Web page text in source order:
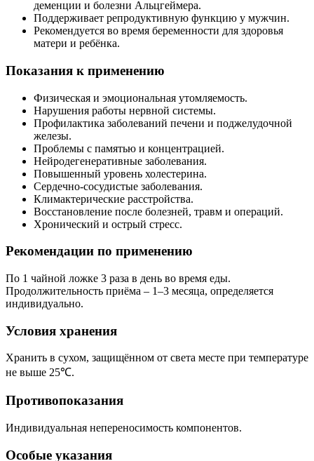
деменции и болезни Альцгеймера.
Поддерживает репродуктивную функцию у мужчин.
Рекомендуется во время беременности для здоровья
матери и ребёнка.
Показания к применению
Физическая и эмоциональная утомляемость.
Нарушения работы нервной системы.
Профилактика заболеваний печени и поджелудочной
железы.
Проблемы с памятью и концентрацией.
Нейродегенеративные заболевания.
Повышенный уровень холестерина.
Сердечно-сосудистые заболевания.
Климактерические расстройства.
Восстановление после болезней, травм и операций.
Хронический и острый стресс.
Рекомендации по применению
По 1 чайной ложке 3 раза в день во время еды.
Продолжительность приёма – 1–3 месяца, определяется
индивидуально.
Условия хранения
Хранить в сухом, защищённом от света месте при температуре
не выше 25℃.
Противопоказания
Индивидуальная непереносимость компонентов.
Особые указания